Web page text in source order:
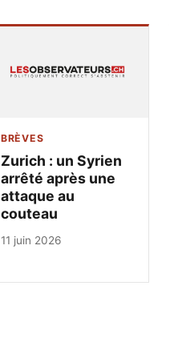
BRÈVES
Zurich : un Syrien
arrêté après une
attaque au
couteau
11 juin 2026